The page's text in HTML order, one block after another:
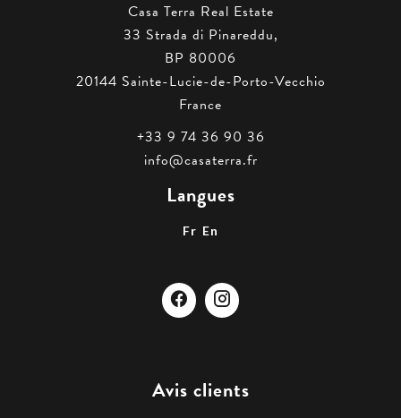
Casa Terra Real Estate
33 Strada di Pinareddu,
BP 80006
20144 Sainte-Lucie-de-Porto-Vecchio
France
+33 9 74 36 90 36
info@casaterra.fr
Langues
Fr En
Avis clients